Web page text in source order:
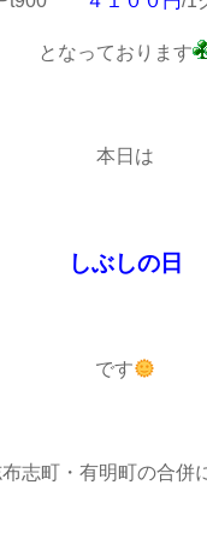
となっております
本日は
しぶしの日
です
志町・有明町の合併